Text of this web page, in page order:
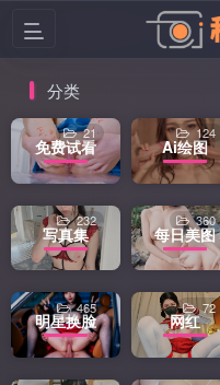
分类
免费试看
21
Ai绘图
124
写真集
232
每日美图
360
明星换脸
465
网红
72